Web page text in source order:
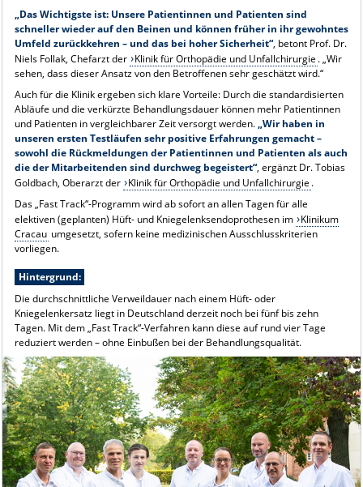
„Das Wichtigste ist: Unsere Patientinnen und Patienten sind
schneller wieder auf den Beinen und können früher in ihr gewohntes
Umfeld zurückkehren – und das bei hoher Sicherheit“, betont Prof. Dr.
Niels Follak, Chefarzt der Klinik für Orthopädie und Unfallchirurgie . „Wir
sehen, dass dieser Ansatz von den Betroffenen sehr geschätzt wird.“
Auch für die Klinik ergeben sich klare Vorteile: Durch die standardisierten
Abläufe und die verkürzte Behandlungsdauer können mehr Patientinnen
und Patienten in vergleichbarer Zeit versorgt werden.„Wir haben in
unseren ersten Testläufen sehr positive Erfahrungen gemacht –
sowohl die Rückmeldungen der Patientinnen und Patienten als auch
die der Mitarbeitenden sind durchweg begeistert“, ergänzt Dr. Tobias
Goldbach, Oberarzt der Klinik für Orthopädie und Unfallchirurgie .
Das „Fast Track“-Programm wird ab sofort an allen Tagen für alle
elektiven (geplanten) Hüft- und Kniegelenksendoprothesen im Klinikum
Cracau umgesetzt, sofern keine medizinischen Ausschlusskriterien
vorliegen.
Hintergrund:
Die durchschnittliche Verweildauer nach einem Hüft- oder
Kniegelenkersatz liegt in Deutschland derzeit noch bei fünf bis zehn
Tagen. Mit dem „Fast Track“-Verfahren kann diese auf rund vier Tage
reduziert werden – ohne Einbußen bei der Behandlungsqualität.